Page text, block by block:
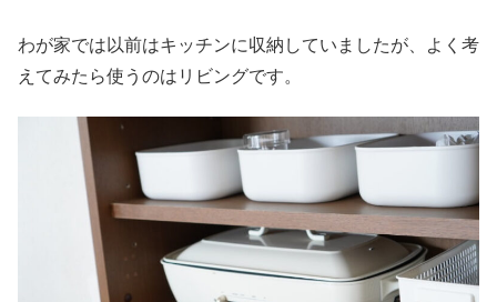
わが家では以前はキッチンに収納していましたが、よく考
えてみたら使うのはリビングです。